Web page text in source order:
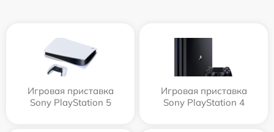
Игровая приставка
Sony PlayStation 5
Игровая приставка
Sony PlayStation 4